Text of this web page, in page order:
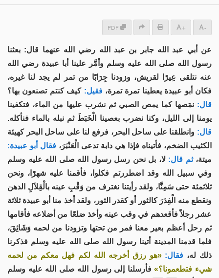
PDF + -
عن أبي عبد الله جابر بن عبد الله رضي الله عنهما قال: بعثنا
رسول الله صلى الله عليه وسلم وأمَّر علينا أبا عبيدة رضي الله
عنه نتلقى عِيرًا لقريش، وزودنا جِرَابًا من تمر لم يجد لنا غيره،
فكان أبو عبيدة يعطينا تمرة تمرة، فقيل: كيف كنتم تصنعون بها؟
قال: نمَصها كما يمص الصبي ثم نشرب عليها من الماء، فتكفينا
يومنا إلى الليل، وكنا نضرب بعصينا الْخَبَطَ ثم نبله بالماء فنأكله.
قال: وانطلقنا على ساحل البحر، فرفع لنا على ساحل البحر كهيئة
الكثيب الضخم، فأتيناه فإذا هي دابة تدعى الْعَنْبَرَ، فقال أبو عبيدة:
ميتة، ثم قال: لا، بل نحن رسل رسول الله صلى الله عليه وسلم
وفي سبيل الله وقد اضطررتم فكلوا، فأقمنا عليه شهرًا، ونحن
ثلاثمئة حتى سَمِنَّا، ولقد رأيتنا نغترف من وَقْبِ عينه بالْقِلاَلِ الدهن
ونقطع منه الْفِدَرَ كالثور أو كقدر الثور، ولقد أخذ منا أبو عبيدة ثلاثة
عشر رجلاً فأقعدهم في وقب عينه وأخذ ضلعًا من أضلاعه فأقامها
ثم رحل أعظم بعير معنا فمر من تحتها وتزودنا من لحمه وَشَائِقَ،
فلما قدمنا المدينة أتينا رسول الله صلى الله عليه وسلم فذكرنا
ذلك له، فقال: «هو رزق أخرجه الله لكم فهل معكم من لحمه
شيء فتطعمونا؟»فأرسلنا إلى رسول الله صلى الله عليه وسلم